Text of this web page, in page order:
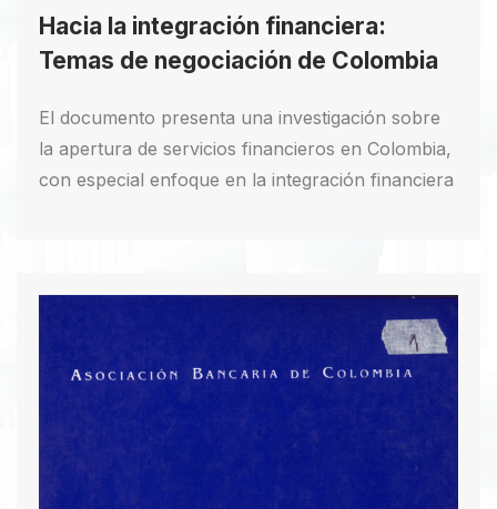
Hacia la integración financiera:
Temas de negociación de Colombia
El documento presenta una investigación sobre
la apertura de servicios financieros en Colombia,
con especial enfoque en la integración financiera
América del Norte, para extraer modelos de
aplicables. Se evalúa la homogeneidad de los
Andino, identificando sus ventajas y desventajas
comparativas. Finalmente, se proponen
escenarios y secuencias de negociación para